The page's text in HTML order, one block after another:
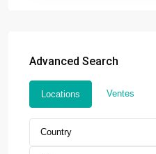
Advanced Search
Locations Ventes
Country